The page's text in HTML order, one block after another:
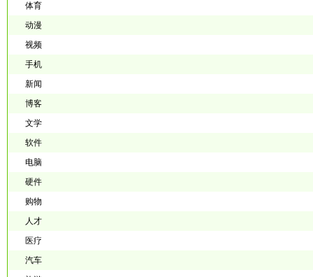
体育
动漫
视频
手机
新闻
博客
文学
软件
电脑
硬件
购物
人才
医疗
汽车